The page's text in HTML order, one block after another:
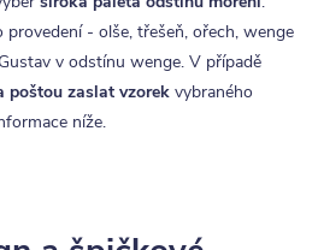
- olše, třešeň, ořech, wenge
v odstínu wenge. V případě
poštou zaslat vzorek vybraného
níže.